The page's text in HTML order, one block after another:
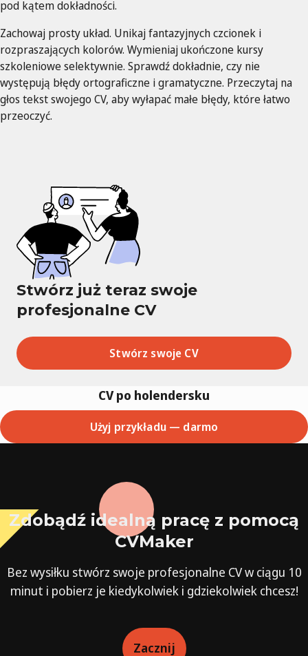
pod kątem dokładności.
Zachowaj prosty układ. Unikaj fantazyjnych czcionek i
rozpraszających kolorów. Wymieniaj ukończone kursy
szkoleniowe selektywnie. Sprawdź dokładnie, czy nie
występują błędy ortograficzne i gramatyczne. Przeczytaj na
głos tekst swojego CV, aby wyłapać małe błędy, które łatwo
przeoczyć.
Stwórz już teraz swoje
profesjonalne CV
Stwórz swoje CV
CV po holendersku
Użyj przykładu — darmo
Zdobądź idealną pracę z pomocą
CVMaker
Bez wysiłku stwórz swoje profesjonalne CV w ciągu 10
minut i pobierz je kiedykolwiek i gdziekolwiek chcesz!
Zacznij